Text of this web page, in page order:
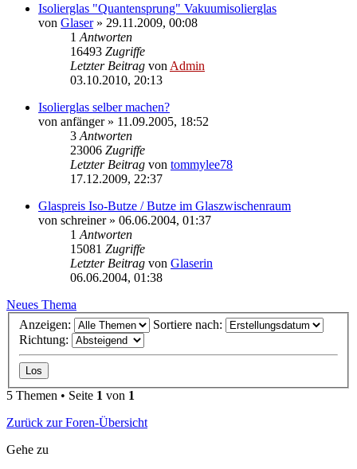
Isolierglas "Quantensprung" Vakuumisolierglas
von Glaser» 29.11.2009, 00:08
1 Antworten
16493 Zugriffe
Letzter Beitrag von Admin
03.10.2010, 20:13
Isolierglas selber machen?
von anfänger» 11.09.2005, 18:52
3 Antworten
23006 Zugriffe
Letzter Beitrag von tommylee78
17.12.2009, 22:37
Glaspreis Iso-Butze / Butze im Glaszwischenraum
von schreiner» 06.06.2004, 01:37
1 Antworten
15081 Zugriffe
Letzter Beitrag von Glaserin
06.06.2004, 01:38
Neues Thema
Anzeigen:
Sortiere nach:
Richtung:
5 Themen • Seite 1 von 1
Zurück zur Foren-Übersicht
Gehe zu